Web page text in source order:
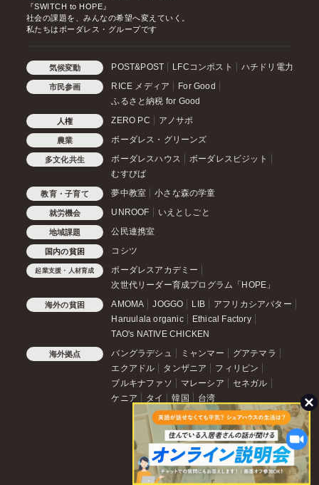
『SWITCH to HOPE』
社会の課題を、みんなの希望へ変えていく。
私たちはボーダレス・グループです
気候変動 POST&POST LFCコンポスト ハチドリ電力
市民参画 RICE メディア
For Good
ふるさと納税 for Good
人権 ZERO PC アノサポ
農業 ボーダレス・グリーンズ
多文化共生 ボーダレスハウス
ボーダレスビジット
むすびば
教育・子育て 夢中教室 小さな森の学童
就労機会 UNROOF いえとしごと
地域課題 公民連携室
国内の貧困 コシツ
起業支援・人材育成
ボーダレスアカデミー
次世代リーダー育成プログラム「HOPE」
海外の貧困 AMOMA JOGGO LIB
アフリカシアバター
Haruulala organic
Ethical Factory
TAO's NATIVE CHICKEN
海外拠点 バングラデシュ ミャンマー
グアテマラ
エクアドル
タンザニア
フィリピン
ブルキナファソ
マレーシア
セネガル
ケニア
タイ 韓国 台湾